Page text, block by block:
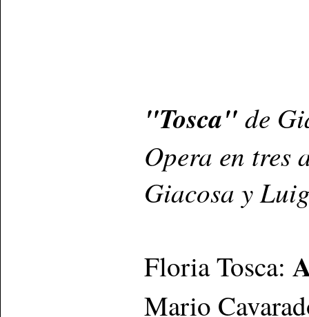
"Tosca" de
Opera en tres
Giacosa y
Floria Tosca:
Mario